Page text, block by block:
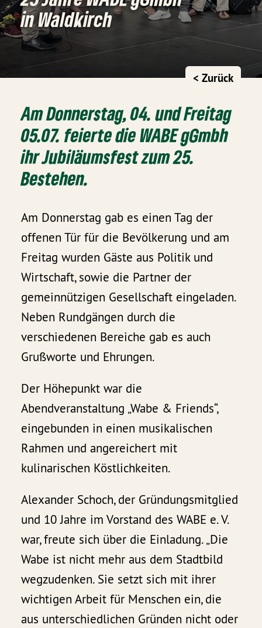
in Waldkirch
< Zurück
Am Donnerstag, 04. und Freitag
05.07. feierte die WABE gGmbh
ihr Jubiläumsfest zum 25.
Bestehen.
Am Donnerstag gab es einen Tag der
offenen Tür für die Bevölkerung und am
Freitag wurden Gäste aus Politik und
Wirtschaft, sowie die Partner der
gemeinnützigen Gesellschaft eingeladen.
Neben Rundgängen durch die
verschiedenen Bereiche gab es auch
Grußworte und Ehrungen.
Der Höhepunkt war die
Abendveranstaltung „Wabe & Friends“,
eingebunden in einen musikalischen
Rahmen und angereichert mit
kulinarischen Köstlichkeiten.
Alexander Schoch, der Gründungsmitglied
und 10 Jahre im Vorstand des WABE e. V.
war, freute sich über die Einladung. „Die
Wabe ist nicht mehr aus dem Stadtbild
wegzudenken. Sie setzt sich mit ihrer
wichtigen Arbeit für Menschen ein, die
aus unterschiedlichen Gründen nicht oder